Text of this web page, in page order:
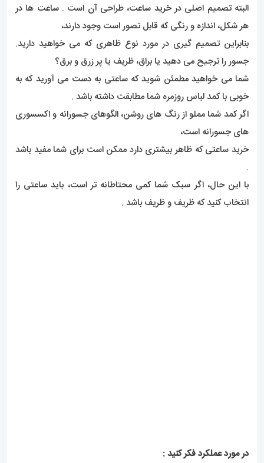
البته تصمیم اصلی درخرید ساعت، طراحی آن است .ساعت ها در
هر شکل، اندازه و رنگی که قابل تصور است وجود دارند،
بنابراین تصمیم گیری در مورد نوع ظاهری که می خواهید دارید.
جسور را ترجیح می دهید یا براق، ظریف یا پر زرق و برق؟
شما می خواهید مطمئن شوید که ساعتی به دست می آورید که به
خوبی با کمد لباس روزمره شما مطابقت داشته باشد .
اگر کمد شما مملو از رنگ های روشن، الگوهای جسورانه و اکسسوری
های جسورانه است،
خرید ساعتی که ظاهر بیشتری دارد ممکن است برای شما مفید باشد
.
با این حال، اگر سبک شما کمی محتاطانه تر است، باید ساعتی را
انتخاب کنید که ظریف و ظریف باشد .
در مورد عملکرد فکر کنید :